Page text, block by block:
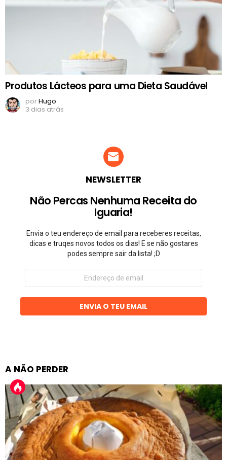
Produtos Lácteos para uma Dieta Saudável
porHugo
3 dias atrás
NEWSLETTER
Não Percas Nenhuma Receita do
Iguaria!
Envia o teu endereço de email para receberes receitas,
dicas e truqes novos todos os dias! E se não gostares
podes sempre sair da lista! ;D
Endereço
email
ENVIA O TEU EMAIL
A NÃO PERDER